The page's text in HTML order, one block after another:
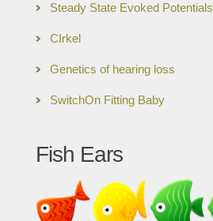
Steady State Evoked Potentials
CIrkel
Genetics of hearing loss
SwitchOn Fitting Baby
Fish Ears